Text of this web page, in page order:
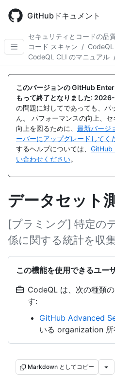
main
GitHubドキュメント
セキュリティとコードの品
コード スキャン / CodeQL
CodeQL CLI のマニュアル
このバージョンの GitHub
もって終了となりました:
の問題に対してであっても、パ
ん。 パフォーマンスの向上、
向上を図るために、 最新バージ
ーバーにアップグレードしてく
するヘルプについては、 GitHub
い合わせください。
データセット
[プラミング] 特定の
係に関する統計を収
この機能を使用できるユー
CodeQL は、次の種類
す:
GitHub Advanced
いる organization 所
Markdown としてコピー